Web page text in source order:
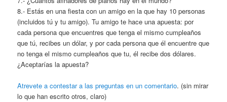
8.- Estás en una fiesta con un amigo en la que hay 10 personas
(incluidos tú y tu amigo). Tu amigo te hace una apuesta: por
cada persona que encuentres que tenga el mismo cumpleaños
que tú, recibes un dólar, y por cada persona que él encuentre que
no tenga el mismo cumpleaños que tu, él recibe dos dólares.
¿Aceptarías la apuesta?
Atrevete a contestar a las preguntas en un comentario. (sin mirar
lo que han escrito otros, claro)